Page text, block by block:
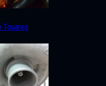
Touareg